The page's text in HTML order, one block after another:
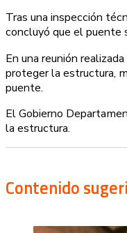
Tras una inspección
concluyó que el puente
En una reunión
proteger la estructura,
puente.
El Gobierno
la estructura.
Contenido